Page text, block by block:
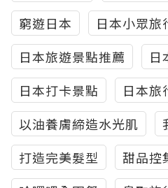
窮遊日本
日本小眾旅
日本旅遊景點推薦
日
日本打卡景點
日本旅
以油養膚締造水光肌
打造完美髮型
甜品控